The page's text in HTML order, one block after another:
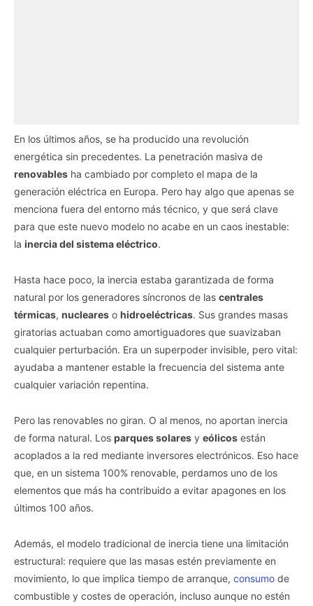
En los últimos años, se ha producido una revolución
energética sin precedentes. La penetración masiva de
renovables ha cambiado por completo el mapa de la
generación eléctrica en Europa. Pero hay algo que apenas se
menciona fuera del entorno más técnico, y que será clave
para que este nuevo modelo no acabe en un caos inestable:
la inercia del sistema eléctrico.
Hasta hace poco, la inercia estaba garantizada de forma
natural por los generadores síncronos de las centrales
térmicas, nucleares o hidroeléctricas. Sus grandes masas
giratorias actuaban como amortiguadores que suavizaban
cualquier perturbación. Era un superpoder invisible, pero vital:
ayudaba a mantener estable la frecuencia del sistema ante
cualquier variación repentina.
Pero las renovables no giran. O al menos, no aportan inercia
de forma natural. Los parques solares y eólicos están
acoplados a la red mediante inversores electrónicos. Eso hace
que, en un sistema 100% renovable, perdamos uno de los
elementos que más ha contribuido a evitar apagones en los
últimos 100 años.
Además, el modelo tradicional de inercia tiene una limitación
estructural: requiere que las masas estén previamente en
movimiento, lo que implica tiempo de arranque, consumo de
combustible y costes de operación, incluso aunque no estén